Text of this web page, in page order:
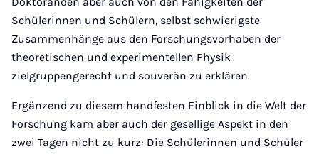
Schülerinnen und Schülern, selbst schwierigste
Zusammenhänge aus den Forschungsvorhaben der
theoretischen und experimentellen Physik
zielgruppengerecht und souverän zu erklären.
Ergänzend zu diesem handfesten Einblick in die Welt der
Forschung kam aber auch der gesellige Aspekt in den
zwei Tagen nicht zu kurz: Die Schülerinnen und Schüler